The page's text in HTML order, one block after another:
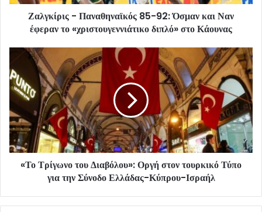
Ζαλγκίρις - Παναθηναϊκός 85-92: Όσμαν και Ναν
έφεραν το «χριστουγεννιάτικο διπλό» στο Κάουνας
«Το Τρίγωνο του Διαβόλου»: Οργή στον τουρκικό Τύπο
για την Σύνοδο Ελλάδας-Κύπρου-Ισραήλ